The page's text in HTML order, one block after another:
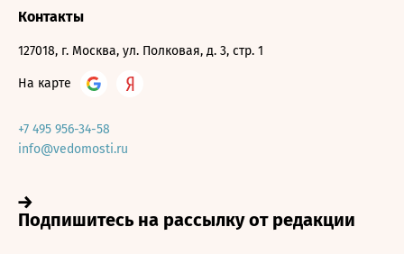
Контакты
127018, г. Москва, ул. Полковая, д. 3, стр. 1
На карте
+7 495 956-34-58
info@vedomosti.ru